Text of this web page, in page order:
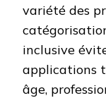
variété des
inclusive
applications
âge,